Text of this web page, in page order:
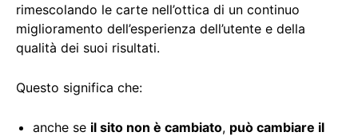
rimescolando le carte nell’ottica di un continuo
miglioramento dell’esperienza dell’utente e della
qualità dei suoi risultati.
Questo significa che:
anche se il sito non è cambiato, può cambiare il